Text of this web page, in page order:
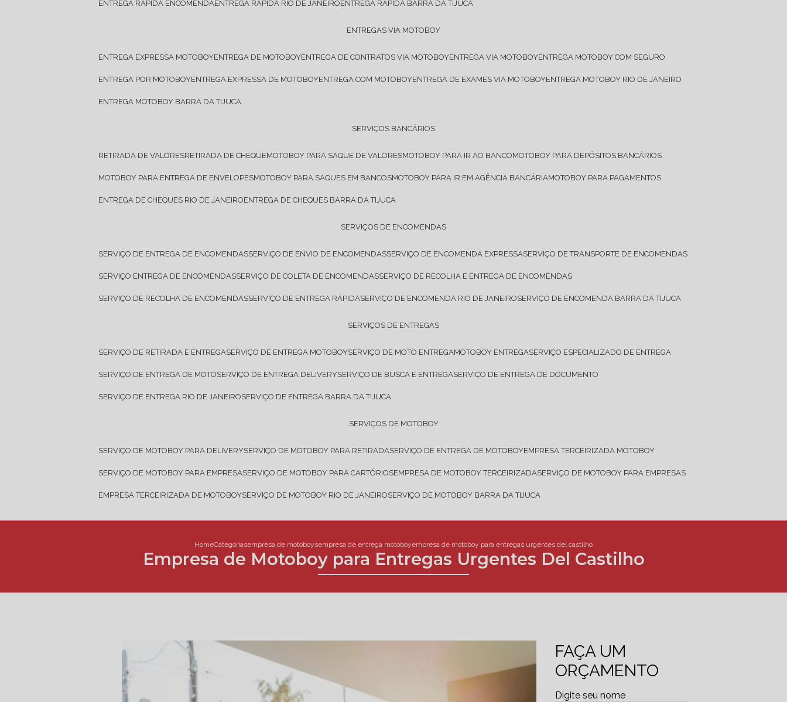
ENTREGA RÁPIDA ENCOMENDA ENTREGA RÁPIDA RIO DE JANEIRO ENTREGA RÁPIDA BARRA DA TIJUCA
ENTREGAS VIA MOTOBOY
ENTREGA EXPRESSA MOTOBOY ENTREGA DE MOTOBOY ENTREGA DE CONTRATOS VIA MOTOBOY ENTREGA VIA MOTOBOY ENTREGA MOTOBOY COM SEGURO
ENTREGA POR MOTOBOY ENTREGA EXPRESSA DE MOTOBOY ENTREGA COM MOTOBOY ENTREGA DE EXAMES VIA MOTOBOY ENTREGA MOTOBOY RIO DE JANEIRO
ENTREGA MOTOBOY BARRA DA TIJUCA
SERVIÇOS BANCÁRIOS
RETIRADA DE VALORES RETIRADA DE CHEQUE MOTOBOY PARA SAQUE DE VALORES MOTOBOY PARA IR AO BANCO MOTOBOY PARA DEPÓSITOS BANCÁRIOS
MOTOBOY PARA ENTREGA DE ENVELOPES MOTOBOY PARA SAQUES EM BANCOS MOTOBOY PARA IR EM AGÊNCIA BANCÁRIA MOTOBOY PARA PAGAMENTOS
ENTREGA DE CHEQUES RIO DE JANEIRO ENTREGA DE CHEQUES BARRA DA TIJUCA
SERVIÇOS DE ENCOMENDAS
SERVIÇO DE ENTREGA DE ENCOMENDAS SERVIÇO DE ENVIO DE ENCOMENDAS SERVIÇO DE ENCOMENDA EXPRESSA SERVIÇO DE TRANSPORTE DE ENCOMENDAS
SERVIÇO ENTREGA DE ENCOMENDAS SERVIÇO DE COLETA DE ENCOMENDAS SERVIÇO DE RECOLHA E ENTREGA DE ENCOMENDAS
SERVIÇO DE RECOLHA DE ENCOMENDAS SERVIÇO DE ENTREGA RÁPIDA SERVIÇO DE ENCOMENDA RIO DE JANEIRO SERVIÇO DE ENCOMENDA BARRA DA TIJUCA
SERVIÇOS DE ENTREGAS
SERVIÇO DE RETIRADA E ENTREGA SERVIÇO DE ENTREGA MOTOBOY SERVIÇO DE MOTO ENTREGA MOTOBOY ENTREGA SERVIÇO ESPECIALIZADO DE ENTREGA
SERVIÇO DE ENTREGA DE MOTO SERVIÇO DE ENTREGA DELIVERY SERVIÇO DE BUSCA E ENTREGA SERVIÇO DE ENTREGA DE DOCUMENTO
SERVIÇO DE ENTREGA RIO DE JANEIRO SERVIÇO DE ENTREGA BARRA DA TIJUCA
SERVIÇOS DE MOTOBOY
SERVIÇO DE MOTOBOY PARA DELIVERY SERVIÇO DE MOTOBOY PARA RETIRADA SERVIÇO DE ENTREGA DE MOTOBOY EMPRESA TERCEIRIZADA MOTOBOY
SERVIÇO DE MOTOBOY PARA EMPRESA SERVIÇO DE MOTOBOY PARA CARTÓRIOS EMPRESA DE MOTOBOY TERCEIRIZADA SERVIÇO DE MOTOBOY PARA EMPRESAS
EMPRESA TERCEIRIZADA DE MOTOBOY SERVIÇO DE MOTOBOY RIO DE JANEIRO SERVIÇO DE MOTOBOY BARRA DA TIJUCA
HomeCategoriasempresa de motoboysempresa de entrega motoboyempresa de motoboy para entregas urgentes del castilho
Empresa de Motoboy para Entregas Urgentes Del Castilho
FAÇA UM
ORÇAMENTO
Digite seu nome